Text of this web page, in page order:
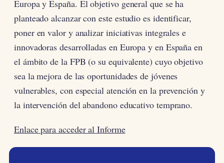
Europa y España. El objetivo general que se ha
planteado alcanzar con este estudio es identificar,
poner en valor y analizar iniciativas integrales e
innovadoras desarrolladas en Europa y en España en
el ámbito de la FPB (o su equivalente) cuyo objetivo
sea la mejora de las oportunidades de jóvenes
vulnerables, con especial atención en la prevención y
la intervención del abandono educativo temprano.
Enlace para acceder al Informe